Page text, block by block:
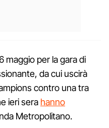
maggio per la gara di
da cui uscirà
contro una tra
ieri sera hanno
Metropolitano.